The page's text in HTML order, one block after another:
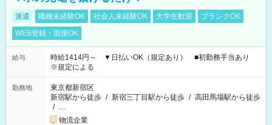
派遣 職種未経験OK 社会人未経験OK 大学生歓迎
ブランクOK
WEB登録・面接OK
給与
時給1414円～ ▼日払いOK（規定あり） ■初勤務手当あり
※規定による
勤務地
東京都新宿区
新宿駅から徒歩 / 新宿三丁目駅から徒歩 / 高田馬場駅から徒歩
/ …
物流企業